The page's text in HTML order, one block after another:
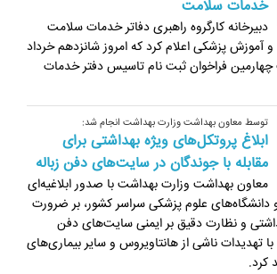
خدمات سلامت
دبیرخانه کارگروه راهبری دفاتر خدمات سلامت
آموزش پزشکی اعلام کرد که امروز شانزدهم خرداد
مهلت چهارمین فراخوان ثبت نام تاسیس دفتر خدمات
توسط معاون بهداشت وزارت بهداشت انجام شد:
ابلاغ پروتکل‌های ویژه بهداشتی برای
مقابله با جوندگان در سایت‌های دفن زباله
معاون بهداشت وزارت بهداشت با صدور ابلاغیه‌ای
دانشگاه‌های علوم پزشکی سراسر کشور، بر ضرورت
و نظارت دقیق بر ایمنی سایت‌های دفن
با تهدیدات ناشی از هانتاویروس و سایر بیماری‌های
کرد.